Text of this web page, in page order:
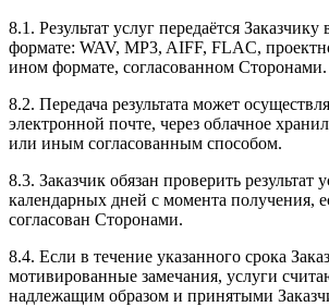
8.1. Результат услуг передаётся
формате: WAV, MP3, AIFF, FLAC,
ином формате, согласованном Сторонами.
8.2. Передача результата может
электронной почте, через облачное
или иным согласованным способом.
8.3. Заказчик обязан проверить результат
календарных дней с момента получения,
согласован Сторонами.
8.4. Если в течение указанного срока
мотивированные замечания, услуги
надлежащим образом и принятыми